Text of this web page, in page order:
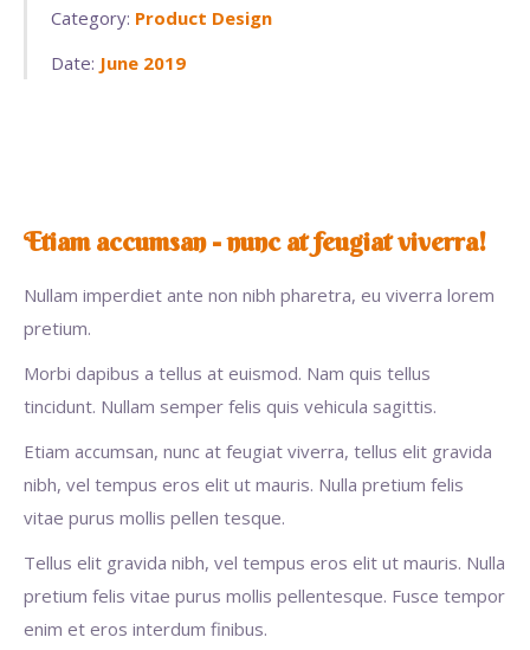
Category: Product Design
Date: June 2019
Etiam accumsan - nunc at feugiat viverra!
Nullam imperdiet ante non nibh pharetra, eu viverra lorem
pretium.
Morbi dapibus a tellus at euismod. Nam quis tellus
tincidunt. Nullam semper felis quis vehicula sagittis.
Etiam accumsan, nunc at feugiat viverra, tellus elit gravida
nibh, vel tempus eros elit ut mauris. Nulla pretium felis
vitae purus mollis pellen tesque.
Tellus elit gravida nibh, vel tempus eros elit ut mauris. Nulla
pretium felis vitae purus mollis pellentesque. Fusce tempor
enim et eros interdum finibus.